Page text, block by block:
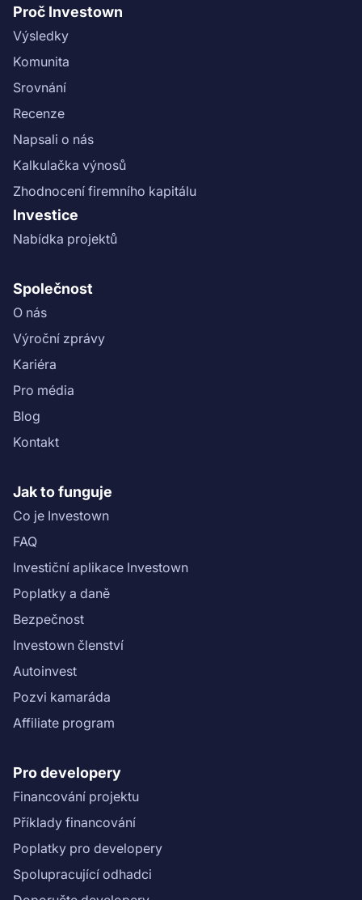
Proč Investown
Výsledky
Komunita
Srovnání
Recenze
Napsali o nás
Kalkulačka výnosů
Zhodnocení firemního kapitálu
Investice
Nabídka projektů
Společnost
O nás
Výroční zprávy
Kariéra
Pro média
Blog
Kontakt
Jak to funguje
Co je Investown
FAQ
Investiční aplikace Investown
Poplatky a daně
Bezpečnost
Investown členství
Autoinvest
Pozvi kamaráda
Affiliate program
Pro developery
Financování projektu
Příklady financování
Poplatky pro developery
Spolupracující odhadci